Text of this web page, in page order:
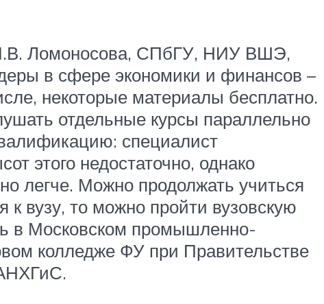
Ломоносова, СПбГУ, НИУ ВШЭ,
в сфере экономики и финансов –
некоторые материалы бесплатно.
отдельные курсы параллельно
специалист
этого недостаточно, однако
легче. Можно продолжать учиться
вузу, то можно пройти вузовскую
в Московском промышленно-
колледже ФУ при Правительстве